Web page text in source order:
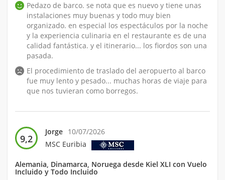
Pedazo de barco. se nota que es nuevo y tiene unas
instalaciones muy buenas y todo muy bien
organizado. en especial los espectáculos por la noche
y la experiencia culinaria en el restaurante es de una
calidad fantástica. y el itinerario... los fiordos son una
pasada.
El procedimiento de traslado del aeropuerto al barco
fue muy lento y pesado... muchas horas de viaje para
que nos tuvieran como borregos.
9,2
Jorge 10/07/2026
MSC Euribia
Alemania, Dinamarca, Noruega desde Kiel XLI con Vuelo
Incluido y Todo Incluido